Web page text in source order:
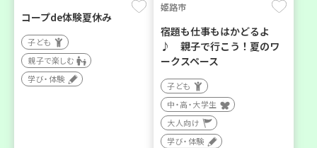
コープde体験夏休み
子ども
親子で楽しむ
学び・体験
姫路市
宿題も仕事もはかどるよ
♪ 親子で行こう！夏のワ
ークスペース
子ども
中・高・大学生
大人向け
学び・体験